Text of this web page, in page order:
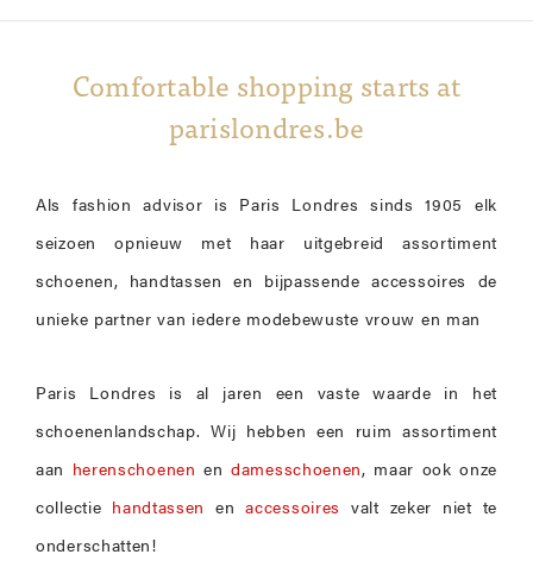
Comfortable shopping starts at
parislondres.be
Als fashion advisor is Paris Londres sinds 1905 elk
seizoen opnieuw met haar uitgebreid assortiment
schoenen, handtassen en bijpassende accessoires de
unieke partner van iedere modebewuste vrouw en man
Paris Londres is al jaren een vaste waarde in het
schoenenlandschap. Wij hebben een ruim assortiment
aan herenschoenen endamesschoenen, maar ook onze
collectie handtassen enaccessoires valt zeker niet te
onderschatten!